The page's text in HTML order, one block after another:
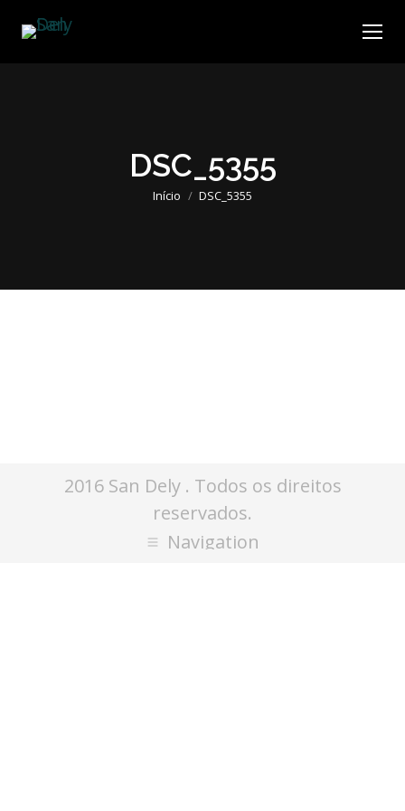
DSC_5355
Você está aqui:
Início DSC_5355
2016 San Dely . Todos os direitos
reservados.
Navigation